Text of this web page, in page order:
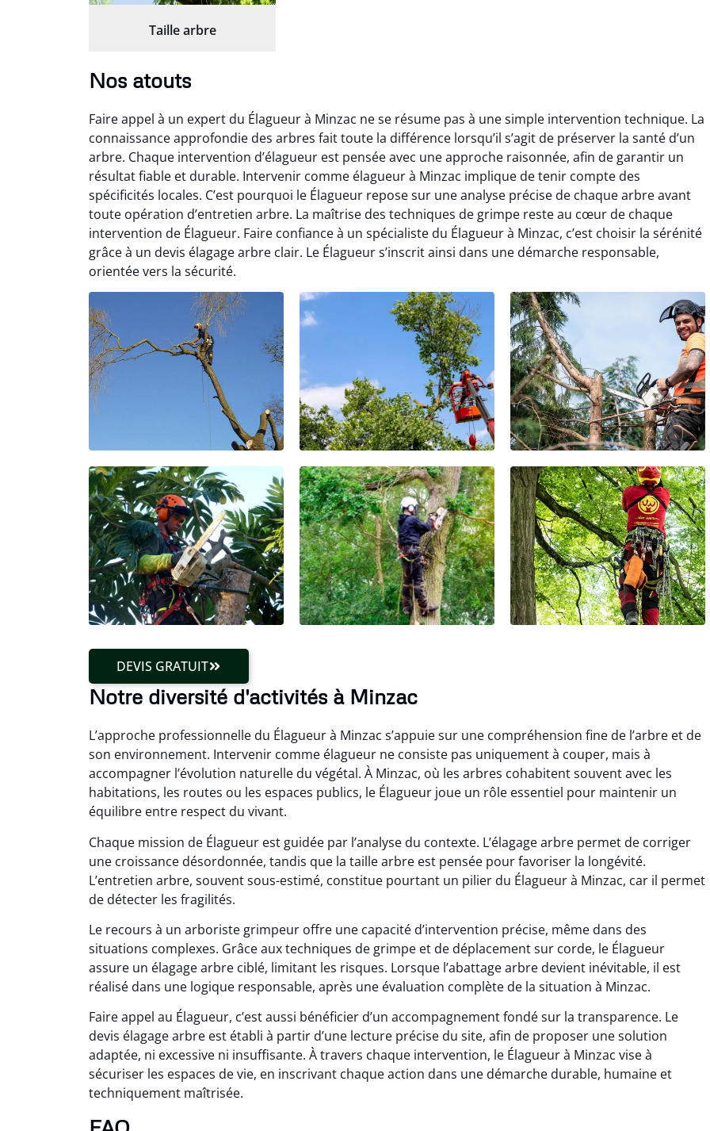
Taille arbre
Nos atouts
Faire appel à un expert du Élagueur à Minzac ne se résume pas à une simple intervention technique. La
connaissance approfondie des arbres fait toute la différence lorsqu’il s’agit de préserver la santé d’un
arbre. Chaque intervention d’élagueur est pensée avec une approche raisonnée, afin de garantir un
résultat fiable et durable. Intervenir comme élagueur à Minzac implique de tenir compte des
spécificités locales. C’est pourquoi le Élagueur repose sur une analyse précise de chaque arbre avant
toute opération d’entretien arbre. La maîtrise des techniques de grimpe reste au cœur de chaque
intervention de Élagueur. Faire confiance à un spécialiste du Élagueur à Minzac, c’est choisir la sérénité
grâce à un devis élagage arbre clair. Le Élagueur s’inscrit ainsi dans une démarche responsable,
orientée vers la sécurité.
DEVIS GRATUIT
Notre diversité d'activités à Minzac
L’approche professionnelle du Élagueur à Minzac s’appuie sur une compréhension fine de l’arbre et de
son environnement. Intervenir comme élagueur ne consiste pas uniquement à couper, mais à
accompagner l’évolution naturelle du végétal. À Minzac, où les arbres cohabitent souvent avec les
habitations, les routes ou les espaces publics, le Élagueur joue un rôle essentiel pour maintenir un
équilibre entre respect du vivant.
Chaque mission de Élagueur est guidée par l’analyse du contexte. L’élagage arbre permet de corriger
une croissance désordonnée, tandis que la taille arbre est pensée pour favoriser la longévité.
L’entretien arbre, souvent sous-estimé, constitue pourtant un pilier du Élagueur à Minzac, car il permet
de détecter les fragilités.
Le recours à un arboriste grimpeur offre une capacité d’intervention précise, même dans des
situations complexes. Grâce aux techniques de grimpe et de déplacement sur corde, le Élagueur
assure un élagage arbre ciblé, limitant les risques. Lorsque l’abattage arbre devient inévitable, il est
réalisé dans une logique responsable, après une évaluation complète de la situation à Minzac.
Faire appel au Élagueur, c’est aussi bénéficier d’un accompagnement fondé sur la transparence. Le
devis élagage arbre est établi à partir d’une lecture précise du site, afin de proposer une solution
adaptée, ni excessive ni insuffisante. À travers chaque intervention, le Élagueur à Minzac vise à
sécuriser les espaces de vie, en inscrivant chaque action dans une démarche durable, humaine et
techniquement maîtrisée.